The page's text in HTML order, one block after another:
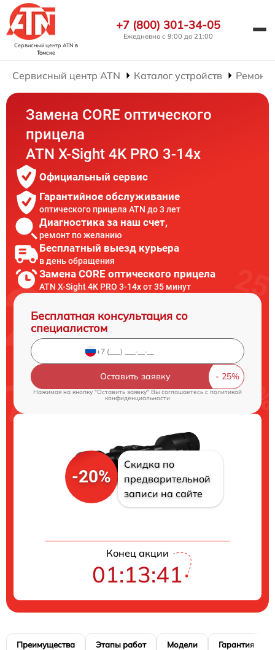
Сервисный центр ATN в
Томске
+7 (800) 301-34-05
Ежедневно с 9:00 до 21:00
Сервисный центр ATN Каталог устройств Ремонт
Замена CORE оптического
прицела
ATN X-Sight 4K PRO 3-14x
Официальный сервис
Гарантийное обслуживание
оптического прицела ATN до 3 лет
Диагностика за наш счет,
ремонт по желанию
Бесплатный выезд курьера
в день обращения
Замена CORE оптического прицела
ATN X-Sight 4K PRO 3-14x от 35 минут
Бесплатная консультация со
специалистом
Оставить заявку
Нажимая на кнопку "Оставить заявку" Вы соглашаетесь cполитикой
конфиденциальности
-20%
Скидка по
предварительной
записи на сайте
Конец акции
01:13:40
Преимущества Этапы работ Модели Гарантия